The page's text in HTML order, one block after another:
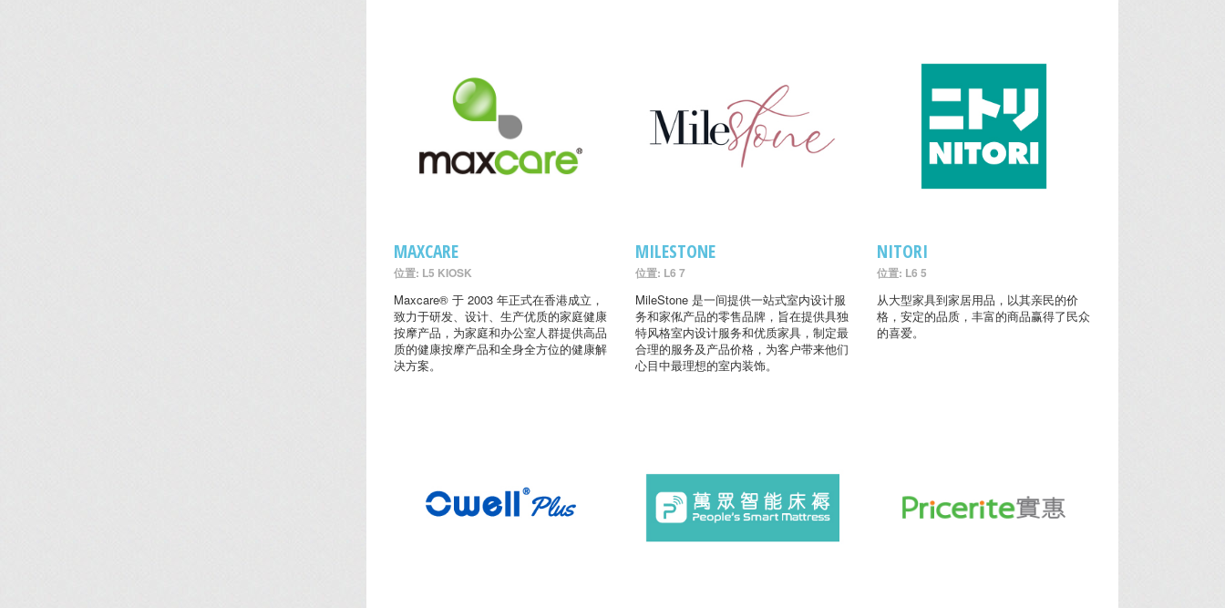
MAXCARE
位置: L5 KIOSK
Maxcare® 于 2003 年正式在香港成立，
致力于研发、设计、生产优质的家庭健康
按摩产品，为家庭和办公室人群提供高品
质的健康按摩产品和全身全方位的健康解
决方案。
MILESTONE
位置: L6 7
MileStone 是一间提供一站式室内设计服
务和家俬产品的零售品牌，旨在提供具独
特风格室内设计服务和优质家具，制定最
合理的服务及产品价格，为客户带来他们
心目中最理想的室内装饰。
NITORI
位置: L6 5
从大型家具到家居用品，以其亲民的价
格，安定的品质，丰富的商品赢得了民众
的喜爱。